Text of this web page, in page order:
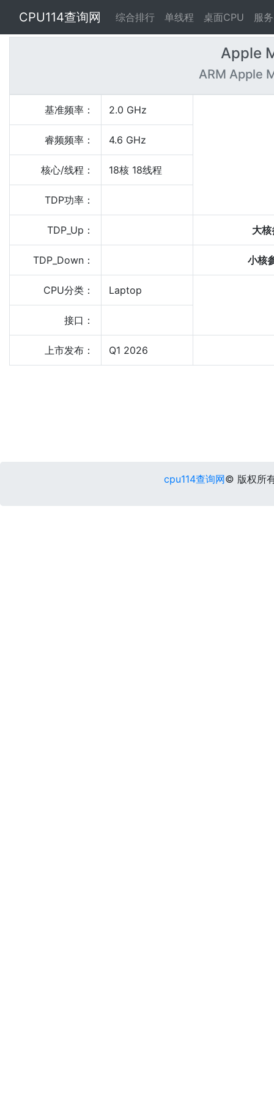
CPU114查询网 综合排行 单线程 桌面CPU 服
Apple
ARM Apple
基准频率： 2.0 GHz
睿频频率： 4.6 GHz
核心/线程： 18核 18线程
TDP功率：
TDP_Up： 大
TDP_Down： 小核
CPU分类： Laptop
接口：
上市发布： Q1 2026
cpu114查询网© 版权所